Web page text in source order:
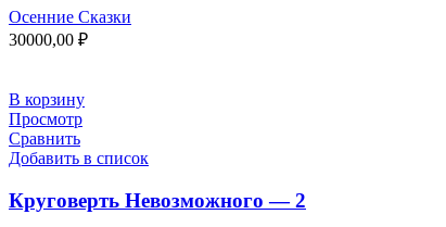
Осенние Сказки
30000,00 ₽
В корзину
Просмотр
Сравнить
Добавить в список
Круговерть Невозможного — 2